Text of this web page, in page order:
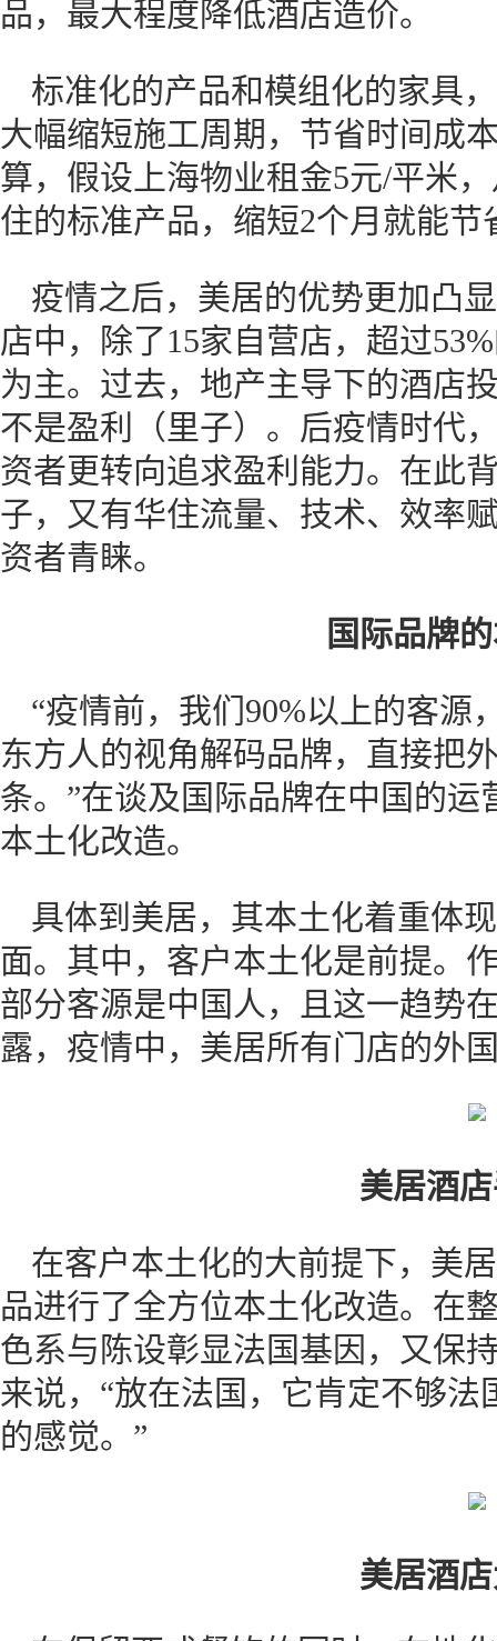
品，最大程度降低酒店造价。
标准化的产品和模组化的家具
大幅缩短施工周期，节省时间成
算，假设上海物业租金5元/平米
住的标准产品，缩短2个月就能节
疫情之后，美居的优势更加凸
店中，除了15家自营店，超过
为主。过去，地产主导下的酒店
不是盈利（里子）。后疫情时代
资者更转向追求盈利能力。在此
子，又有华住流量、技术、效率
资者青睐。
国际品牌
“疫情前，我们90%以上的客源
东方人的视角解码品牌，直接把
条。”在谈及国际品牌在中国的
本土化改造。
具体到美居，其本土化着重体
面。其中，客户本土化是前提。
部分客源是中国人，且这一趋势
露，疫情中，美居所有门店的外
美居酒
在客户本土化的大前提下，美
品进行了全方位本土化改造。在
色系与陈设彰显法国基因，又保
来说，“放在法国，它肯定不够
的感觉。”
美居酒